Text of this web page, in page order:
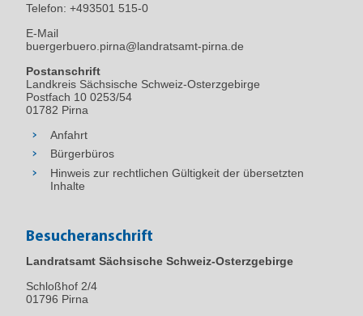
Telefon: +493501 515-0
E-Mail
buergerbuero.pirna@landratsamt-pirna.de
Postanschrift
Landkreis Sächsische Schweiz-Osterzgebirge
Postfach 10 0253/54
01782 Pirna
Anfahrt
Bürgerbüros
Hinweis zur rechtlichen Gültigkeit der übersetzten
Inhalte
Besucheranschrift
Landratsamt Sächsische Schweiz-Osterzgebirge
Schloßhof 2/4
01796 Pirna